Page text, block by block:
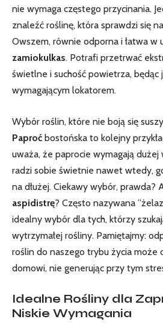
nie wymaga częstego przycinania.
znaleźć roślinę, która sprawdzi się
Owszem, równie ‌odporna i łatwa w
zamiokulkas. Potrafi przetrwać
świetlne i suchość powietrza, będąc
‍wymagającym lokatorem.
Wybór roślin, które nie boją się
Paproć bostońska to kolejny
‍uważa, że paprocie‍ wymagają
radzi sobie świetnie​ nawet wtedy,
na dłużej. Ciekawy wybór, prawda?
aspidistrę? Często nazywana
idealny ‌wybór dla tych, którzy
wytrzymałej rośliny. Pamiętajmy:
roślin do naszego trybu życia może
domowi, ⁣nie generując przy⁢ tym
Idealne Rośliny ‌dla
Niskie Wymagania